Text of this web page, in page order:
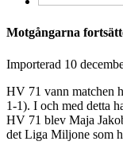
Motgångarna
Importerad 10
HV 71 vann matchen
1-1). I och med detta
HV 71 blev Maja
det Liga Miljone som